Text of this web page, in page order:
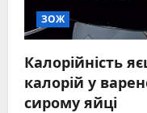
ЗОЖ
Калорійність
калорій у
сирому яйці